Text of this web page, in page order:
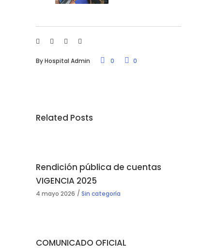
ByHospital Admin 0 0
Related Posts
Rendición pública de cuentas
VIGENCIA 2025
4 mayo 2026 Sin categoría
COMUNICADO OFICIAL